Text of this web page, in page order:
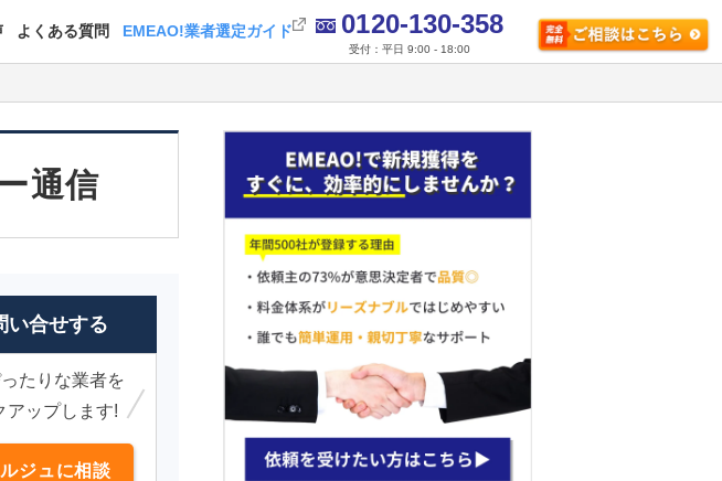
よくある質問 EMEAO!業者選定ガイド 0120-130-358
受付：平日 9:00 - 18:00
通信
い合せする
たりな業者を
アップします!
ジュに相談